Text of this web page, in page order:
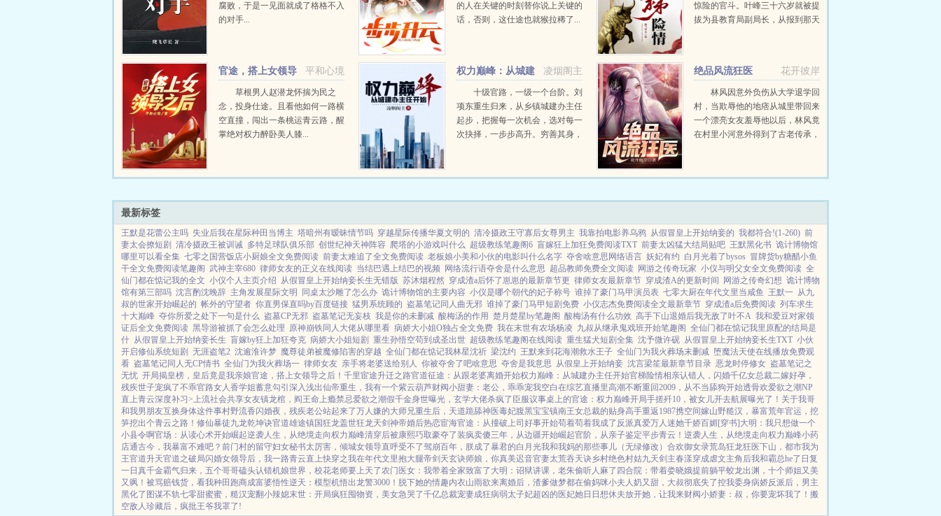
腐败，于是一见面就成了格格不入
的对手...
的人在关键的时刻替你说上关键的
话，否则，这仕途也就猴拉稀了...
惊险的官斗。叶峰三十六岁就被提
拔为县教育局副局长，从报到那天
舟在惊险莫测的宦...
平和心境
官途，搭上女领导
之后！草根男人赵潜龙怀揣为民之
念，投身仕途。且看他如何一路横
空直撞，闯出一条桃运青云路，醒
掌绝对权力醉卧美人膝...
凌烟阁主
权力巅峰：从城建
办主任开始
十级官路，一级一个台阶。刘
项东重生归来，从乡镇城建办主任
起步，把握每一次机会，选对每一
次抉择，一步步高升。穷善其身，
部。且看刘项东搅动风云，在这辉
花开彼岸
绝品风流狂医
林风因意外负伤从大学退学回
村，当欺辱他的地痞从城里带回来
一个漂亮女友羞辱他以后，林风竟
在村里小河意外得到了古老传承，
最新标签
王默是花蕾公主吗 失业后我在星际种田当博主 塔暗州有暧昧情节吗 穿越星际传播华夏文明的 清冷摄政王守寡后女尊男主 我靠拍电影养乌鸦 从假冒皇上开始纳妾的 我都符合!(1-260) 前
妻太会撩短剧 清冷摄政王被训诫 多特足球队俱乐部 创世纪神天神阵容 爬塔的小游戏叫什么 超级教练笔趣阁6 盲嫁狂上加狂免费阅读TXT 前妻太凶猛大结局贴吧 王默黑化书 诡计博物馆
哪里可以看全集 七零之国营饭店小厨娘全文免费阅读 前妻太难追了全文免费阅读 老板娘小美和小伙的电影叫什么名字 夺舍啥意思网络语言 妖妃有约 白月光着了bysos 冒牌货by糖醋小鱼
干全文免费阅读笔趣阁 武神主宰680 律师女友的正义在线阅读 当结巴遇上结巴的视频 网络流行语夺舍是什么意思 超品教师免费全文阅读 网游之传奇玩家 小仪与明父女全文免费阅读 全
仙门都在惦记我的全文 小仪个人主页介绍 从假冒皇上开始纳妾长生无错版 苏沐烟程然 穿成渣a后怀了崽崽的最新章节更 律师女友最新章节 穿成渣A的更新时间 网游之传奇幻想 诡计博物
馆有第三部吗 沈言酌沈晚辞 主角发展星际文明 同桌太沙雕了怎么办 诡计博物馆的主要内容 小仪是哪个朝代的妃子称号 谁掉了豪门马甲演员表 七零大厨在年代文里当咸鱼 王默一 从九
叔的世家开始崛起的 帐外的守望者 你直男保直吗by百度链接 猛男系统顾的 盗墓笔记同人曲无邪 谁掉了豪门马甲短剧免费 小仪志杰免费阅读全文最新章节 穿成渣a后免费阅读 列车求生
十大巅峰 夺你所爱之处下一句是什么 盗墓CP无邪 盗墓笔记无妄枝 我是你的未删减 酸梅汤的作用 楚月楚星by笔趣阁 酸梅汤有什么功效 高手下山退婚后我无敌了叶不A 我和爱豆对家领
证后全文免费阅读 黑导游被抓了会怎么处理 原神崩铁同人大佬从哪里看 病娇大小姐O独占全文免费 我在末世有农场杨凌 九叔从继承鬼戏班开始笔趣阁 全仙门都在惦记我里原配的结局是
什 从假冒皇上开始纳妾长生 盲嫁by狂上加狂夸克 病娇大小姐短剧 重生孙悟空苟到成圣出世 超级教练笔趣阁在线阅读 重生猛犬短剧全集 沈予微许砚 从假冒皇上开始纳妾长生TXT 小伙
开启修仙系统短剧 无涯盗笔2 沈逾淮许梦 魔尊徒弟被魔修陷害的穿越 全仙门都在惦记我林星沈祈 梁沈约 王默来到花海潮救水王子 全仙门为我火葬场末删减 堕魔法天使在线播放免费观
看 盗墓笔记同人无CP情书 全仙门为我火葬场一 律师女友 亲手将老婆送给别人 你被夺舍了吧啥意思 夺舍是我意思 从假皇上开始纳妾 沈言梁笙最新章节目录 恶龙时停修女 盗墓笔记之
无忧 开局揭皇榜，皇后竟是我亲娘官途，搭上女领导之后！ 千里宦途升迁之路官道征途：从跟老婆离婚开始权力巅峰：从城建办主任开始官梯险情相亲认错人，闪婚千亿女总裁二嫁好孕，
残疾世子宠疯了不乖官路女人香学姐蓄意勾引 深入浅出仙帝重生，我有一个紫云葫芦财阀小甜妻：老公，乖乖宠我空白在综艺直播里高潮不断重回2009，从不当舔狗开始透骨欢爱欲之潮NP
直上青云深度补习>上流社会共享女友镇龙棺，阎王命上瘾禁忌爱欲之潮假千金身世曝光，玄学大佬杀疯了 臣服议事桌上的官途：权力巅峰开局手搓歼10，被女儿开去航展曝光了！ 关于我哥
和我男朋友互换身体这件事村野流香闪婚夜，残疾老公站起来了万人嫌的大师兄重生后，天道跪舔神医毒妃腹黑宝宝镇南王女总裁的贴身高手重返1987携空间嫁山野糙汉，暴富荒年官运，挖
笋挖出个青云之路！ 修仙暴徒九龙乾坤诀官道雄途镇国狂龙盖世狂龙天剑神帝婚后热恋宦海官途：从撞破上司好事开始苟着苟着我成了反派真爱万人迷她千娇百媚[穿书] 大明：我只想做一个
小县令啊官场：从读心术开始崛起逆袭人生，从绝境走向权力巅峰清穿后被康熙巧取豪夺了装疯卖傻三年，从边疆开始崛起官阶，从亲子鉴定平步青云！ 逆袭人生，从绝境走向权力巅峰小药
店通古今，我暴富不难吧？ 前门村的留守妇女秘书太厉害，倾城女领导直呼受不了驾崩百年，朕成了暴君的白月光我和我妈的那些事儿（无绿修改） 合欢御女录荒岛狂龙狂医下山，都市我为
王官道升天官道之破局闪婚女领导后，我一路青云直上快穿之我在年代文里抱大腿帝剑天玄诀师娘，你真美迟音官妻太荒吞天诀乡村绝色村姑九天剑主春漾穿成虐文主角后我和霸总he了 日复
一日 真千金霸气归来，五个哥哥磕头认错机娘世界，校花老师要上天了农门医女：我带着全家致富了 大明：诏狱讲课，老朱偷听人麻了 四合院：带着娄晓娥提前躺平蛟龙出渊，十个师姐又美
又飒！ 被骂赔钱货，看我种田跑商成富婆悟性逆天：模型机悟出龙警3000！ 脱下她的情趣内衣山雨欲来离婚后，渣爹做梦都在偷妈咪小夫人奶又甜，大叔彻底失了控我委身病娇反派后，男主
黑化了 图谋不轨七零甜蜜蜜，糙汉宠翻小辣媳末世：开局疯狂囤物资，美女急哭了千亿总裁宠妻成狂病弱太子妃超凶的 医妃她日日想休夫放开她，让我来财阀小娇妻：叔，你要宠坏我了！ 搬
空敌人珍藏后，疯批王爷我罩了!